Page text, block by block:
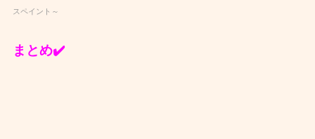
スペイント～
まとめ✔️